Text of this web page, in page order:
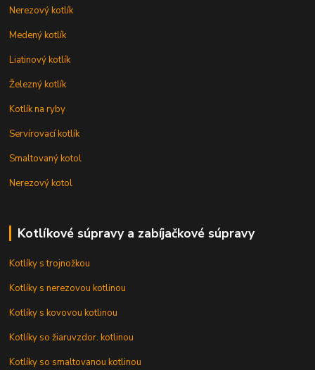
Nerezový kotlík
Medený kotlík
Liatinový kotlík
Železný kotlík
Kotlík na ryby
Servírovací kotlík
Smaltovaný kotol
Nerezový kotol
Kotlíkové súpravy a zabíjačkové súpravy
Kotlíky s trojnožkou
Kotlíky s nerezovou kotlinou
Kotlíky s kovovou kotlinou
Kotlíky so žiaruvzdor. kotlinou
Kotlíky so smaltovanou kotlinou